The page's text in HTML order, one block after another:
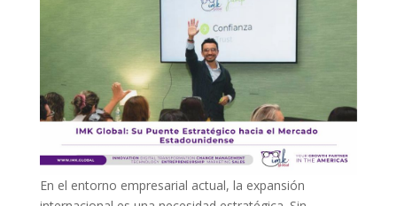
En el entorno empresarial actual, la expansión